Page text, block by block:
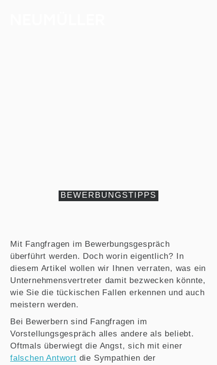
BEWERBUNGSTIPPS
Mit Fangfragen im Bewerbungsgespräch
überführt werden. Doch worin eigentlich? In
diesem Artikel wollen wir Ihnen verraten, was ein
Unternehmensvertreter damit bezwecken könnte,
wie Sie die tückischen Fallen erkennen und auch
meistern werden.
Bei Bewerbern sind Fangfragen im
Vorstellungsgespräch alles andere als beliebt.
Oftmals überwiegt die Angst, sich mit einer
falschen Antwort die Sympathien der